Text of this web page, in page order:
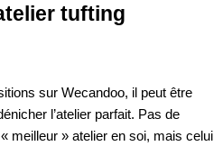
tufting
sur Wecandoo, il peut être
l’atelier parfait. Pas de
meilleur » atelier en soi, mais celui